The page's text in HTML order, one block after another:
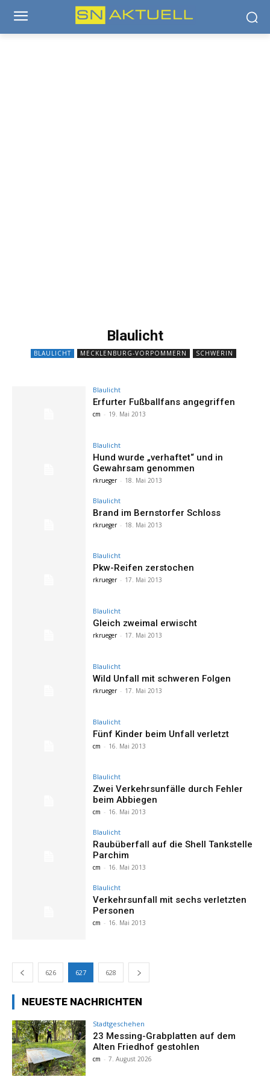
Blaulicht
BLAULICHT MECKLENBURG-VORPOMMERN SCHWERIN
Blaulicht
Erfurter Fußballfans angegriffen
cm - 19. Mai 2013
Blaulicht
Hund wurde „verhaftet“ und in
Gewahrsam genommen
rkrueger - 18. Mai 2013
Blaulicht
Brand im Bernstorfer Schloss
rkrueger - 18. Mai 2013
Blaulicht
Pkw-Reifen zerstochen
rkrueger - 17. Mai 2013
Blaulicht
Gleich zweimal erwischt
rkrueger - 17. Mai 2013
Blaulicht
Wild Unfall mit schweren Folgen
rkrueger - 17. Mai 2013
Blaulicht
Fünf Kinder beim Unfall verletzt
cm - 16. Mai 2013
Blaulicht
Zwei Verkehrsunfälle durch Fehler
beim Abbiegen
cm - 16. Mai 2013
Blaulicht
Raubüberfall auf die Shell Tankstelle
Parchim
cm - 16. Mai 2013
Blaulicht
Verkehrsunfall mit sechs verletzten
Personen
cm - 16. Mai 2013
626 627 628
NEUESTE NACHRICHTEN
Stadtgeschehen
23 Messing-Grabplatten auf dem
Alten Friedhof gestohlen
cm - 7. August 2026